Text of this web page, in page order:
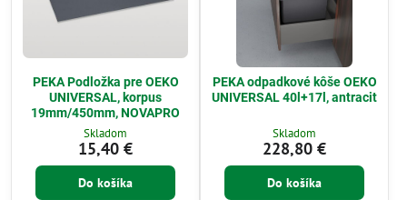
PEKA Podložka pre OEKO
UNIVERSAL, korpus
19mm/450mm, NOVAPRO
Skladom
15,40 €
Do košíka
PEKA odpadkové kôše OEKO
UNIVERSAL 40l+17l, antracit
Skladom
228,80 €
Do košíka